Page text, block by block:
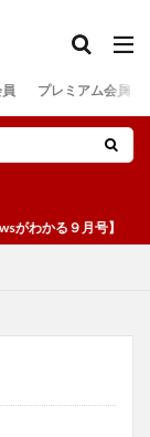
プレミアム会員
がわかる９月号】